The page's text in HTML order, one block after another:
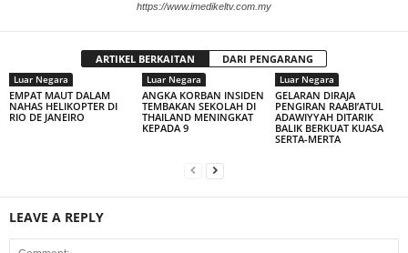
https://www.imedikeltv.com.my
ARTIKEL BERKAITAN DARI PENGARANG
Luar Negara
EMPAT MAUT DALAM
NAHAS HELIKOPTER DI
RIO DE JANEIRO
Luar Negara
ANGKA KORBAN INSIDEN
TEMBAKAN SEKOLAH DI
THAILAND MENINGKAT
KEPADA 9
Luar Negara
GELARAN DIRAJA
PENGIRAN RAABI’ATUL
ADAWIYYAH DITARIK
BALIK BERKUAT KUASA
SERTA-MERTA
LEAVE A REPLY